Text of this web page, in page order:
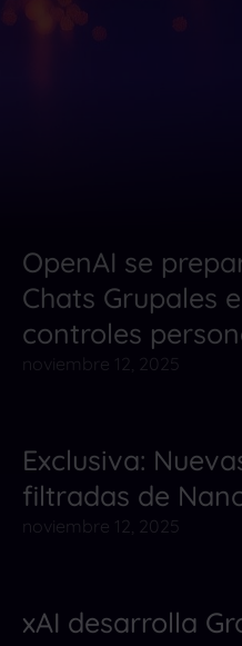
Herramientas de IA
OpenAI se
Chats Grupales
controles
noviembre 12, 2025
Noticias
Exclusiva:
filtradas de
noviembre 12, 2025
Herramientas de IA
xAI desarrolla